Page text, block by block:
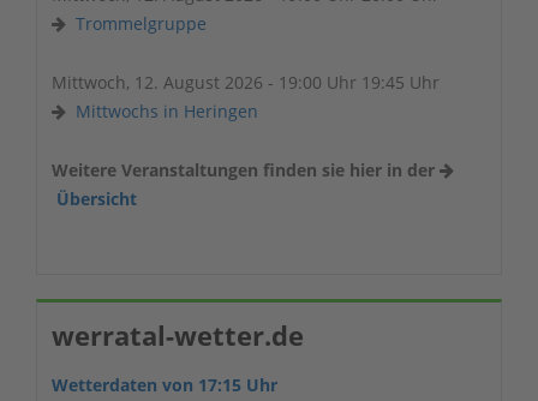
Trommelgruppe
Mittwoch, 12. August 2026 - 19:00 Uhr 19:45 Uhr
Mittwochs in Heringen
Weitere Veranstaltungen finden sie hier in der
Übersicht
werratal-wetter.de
Wetterdaten von 17:15 Uhr